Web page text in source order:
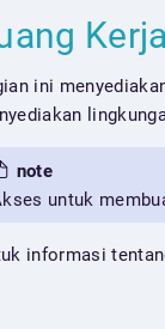
Kerja
ini
note
untuk
informasi